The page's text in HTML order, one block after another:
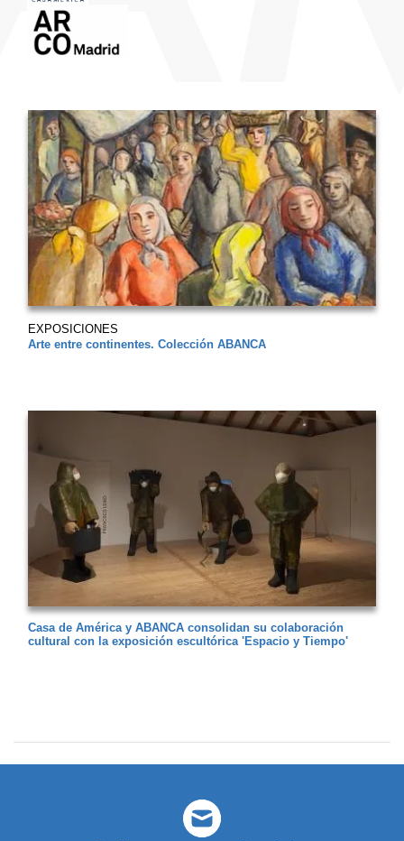
EXPOSICIONES
Arte entre continentes. Colección ABANCA
Casa de América y ABANCA consolidan su colaboración
cultural con la exposición escultórica 'Espacio y Tiempo'